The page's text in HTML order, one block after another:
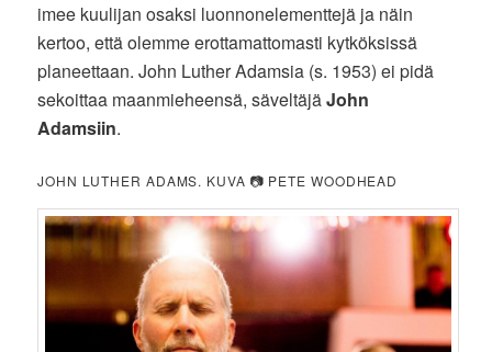
imee kuulijan osaksi luonnonelementtejä ja näin
kertoo, että olemme erottamattomasti kytköksissä
planeettaan. John Luther Adamsia (s. 1953) ei pidä
sekoittaa maanmieheensä, säveltäjäJohn
Adamsiin.
JOHN LUTHER ADAMS. KUVA 📷 PETE WOODHEAD